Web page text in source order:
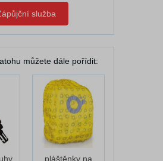
služba
můžete dále pořídit:
pláštěnky na